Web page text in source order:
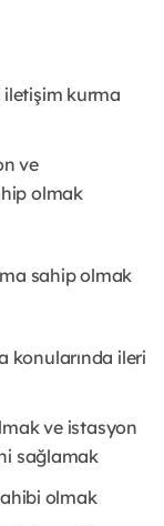
iletişim kurma
ve
olmak
sahip olmak
konularında ileri
ve istasyon
sağlamak
olmak